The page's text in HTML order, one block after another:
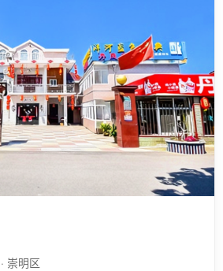
崇明区